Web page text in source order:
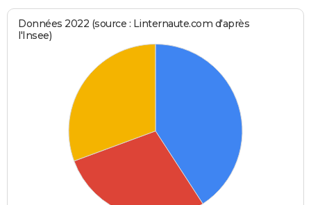
Données 2022 (source : Linternaute.com d'après
l'Insee)